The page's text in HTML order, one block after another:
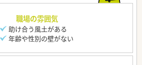
職場の雰囲気
助け合う風土がある
年齢や性別の壁がない